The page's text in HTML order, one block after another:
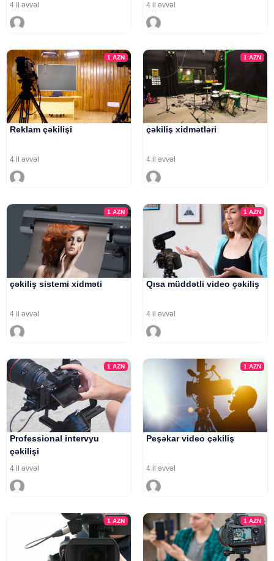
4 il əvvəl 4 il əvvəl
1AZN
Reklam çəkilişi
4 il əvvəl
1 AZN
çəkiliş xidmətləri
4 il əvvəl
1AZN
çəkiliş sistemi xidməti
4 il əvvəl
1 AZN
Qısa müddətli video çəkiliş
4 il əvvəl
1AZN
Professional intervyu
çəkilişi
4 il əvvəl
1 AZN
Peşəkar video çəkiliş
4 il əvvəl
1AZN 1 AZN